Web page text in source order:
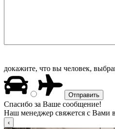
докажите, что вы человек,
Спасибо за Ваше сообщение!
Наш менеджер свяжется с Вами